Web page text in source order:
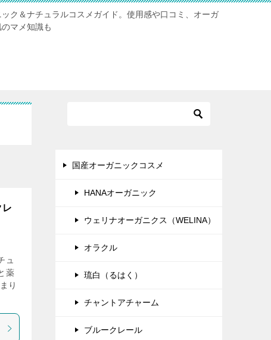
ク＆ナチュラルコスメガイド。使用感や口コミ、オーガ
マメ知識も
ュ
薬
り
国産オーガニックコスメ
HANAオーガニック
ウェリナオーガニクス（WELINA）
オラクル
琉白（るはく）
チャントアチャーム
ブルークレール